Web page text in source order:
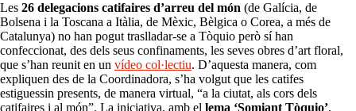
Les 26 delegacions catifaires d’arreu del món (de Galícia, de
Bolsena i la Toscana a Itàlia, de Mèxic, Bèlgica o Corea, a més de
Catalunya) no han pogut traslladar-se a Tòquio però sí han
confeccionat, des dels seus confinaments, les seves obres d’art floral,
que s’han reunit en un vídeo col·lectiu. D’aquesta manera, com
expliquen des de la Coordinadora, s’ha volgut que les catifes
estiguessin presents, de manera virtual, “a la ciutat, als cors dels
catifaires i al món”. La iniciativa, amb el lema ‘Somiant Tòquio’,